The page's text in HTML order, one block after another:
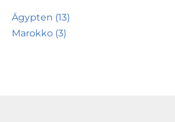
Ägypten (13)
Marokko (3)